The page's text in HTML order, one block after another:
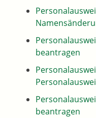
beantragen
beantragen